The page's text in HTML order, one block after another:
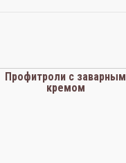
Профитроли с заварным
кремом